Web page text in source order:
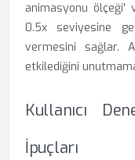
animasyonu ölçeği'
0.5x seviyesine
vermesini sağlar.
etkilediğini
Kullanıcı
İpuçları